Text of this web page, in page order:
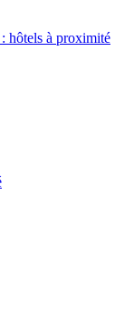
hôtels à proximité